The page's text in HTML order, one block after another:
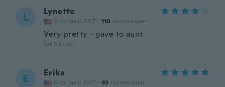
L Lynette
Gick med 2017 · 110 recensioner
Very pretty - gave to aunt
för 5 år sen
E Erika
Gick med 2017 · 93 recensioner